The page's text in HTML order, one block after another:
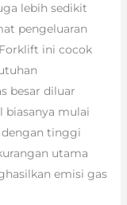
lebih sedikit
pengeluaran
ini cocok
besar diluar
biasanya mulai
tinggi
utama
emisi gas